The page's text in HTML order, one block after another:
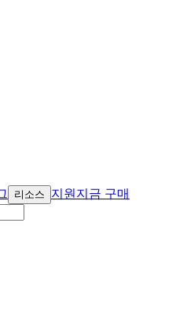
리소스 지원 지금 구매